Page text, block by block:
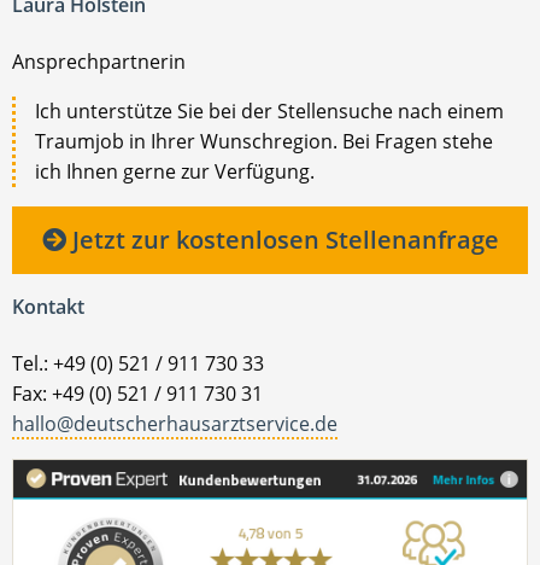
Ansprechpartnerin
Ich unterstütze Sie bei der Stellensuche nach einem
Traumjob in Ihrer Wunschregion. Bei Fragen stehe
ich Ihnen gerne zur Verfügung.
Jetzt zur kostenlosen Stellenanfrage
Kontakt
Tel.: +49 (0) 521 / 911 730 33
Fax: +49 (0) 521 / 911 730 31
hallo@deutscherhausarztservice.de